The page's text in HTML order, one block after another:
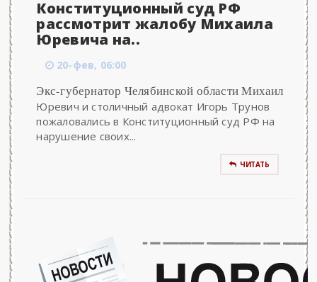
Конституционный суд РФ
рассмотрит жалобу Михаила
Юревича на..
20-фев, 06:00
Экс-губернатор Челябинской области Михаил
Юревич и столичный адвокат Игорь Трунов
пожаловались в Конституционный суд РФ на
нарушение своих...
ЧИТАТЬ